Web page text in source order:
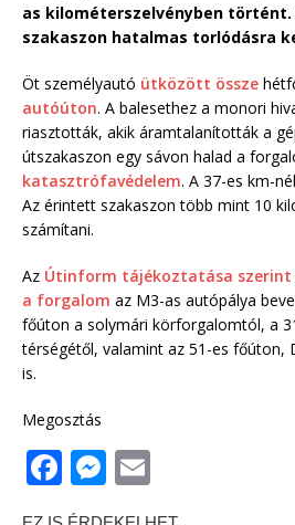
as kilométerszelvényben
szakaszon hatalmas torlódásra
Öt személyautó ütközött össze
autóúton. A balesethez a monori
riasztották, akik áramtalanították a
útszakaszon egy sávon halad a
katasztrófavédelem. A 37-es km-
Az érintett szakaszon több mint 10
számítani.
Az Útinform tájékoztatása szerint
a forgalom az M3-as autópálya
főúton a solymári körforgalomtól, a
térségétől, valamint az 51-es főúton,
is.
Megosztás
F
a
M